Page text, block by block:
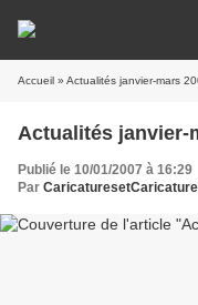
Accueil » Actualités janvier-mars
Actualités janvier-
Publié le 10/01/2007 à 16:29
Par CaricaturesetCaricature